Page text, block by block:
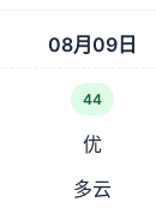
08月09日
44
优
多云